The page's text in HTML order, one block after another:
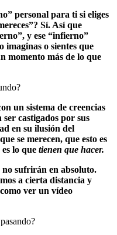
personal para ti si eliges
Sí. Así que
y ese “infierno”
imaginas o sientes que
momento más de lo que
un sistema de creencias
ser castigados por sus
en su ilusión del
se merecen, que esto es
lo que tienen que hacer.
sufrirán en absoluto.
a cierta distancia y
ver un vídeo